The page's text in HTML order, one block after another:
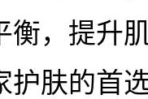
衡，提升
护肤的首